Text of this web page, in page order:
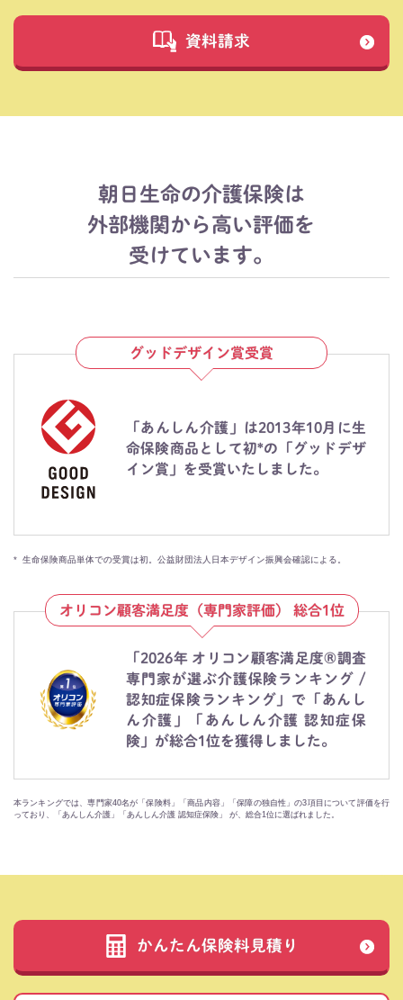
資料請求
朝日生命の介護保険は
外部機関から高い評価を
受けています​。
グッドデザイン賞受賞
「あんしん介護」は2013年10月に生
命保険商品として初*の「グッドデザ
イン賞」を受賞いたしました。
* 生命保険商品単体での受賞は初。公益財団法人日本デザイン振興会確認による。
オリコン顧客満足度（専門家評価） 総合1位
「2026年 オリコン顧客満足度®調査
専門家が選ぶ介護保険ランキング /
認知症保険ランキング」で「あんし
ん介護」「あんしん介護 認知症保
険」が総合1位を獲得しました。
本ランキングでは、専門家40名が「保険料」「商品内容」「保障の独自性」の3項目について評価を行
っており、「あんしん介護」「あんしん介護 認知症保険」 が、総合1位に選ばれました。
かんたん保険料見積り